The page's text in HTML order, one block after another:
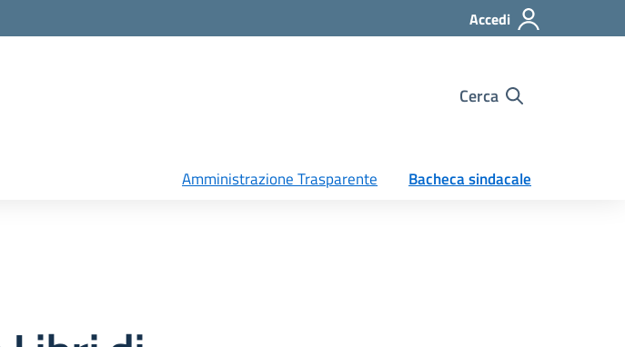
Accedi
Cerca
Amministrazione Trasparente Bacheca sindacale